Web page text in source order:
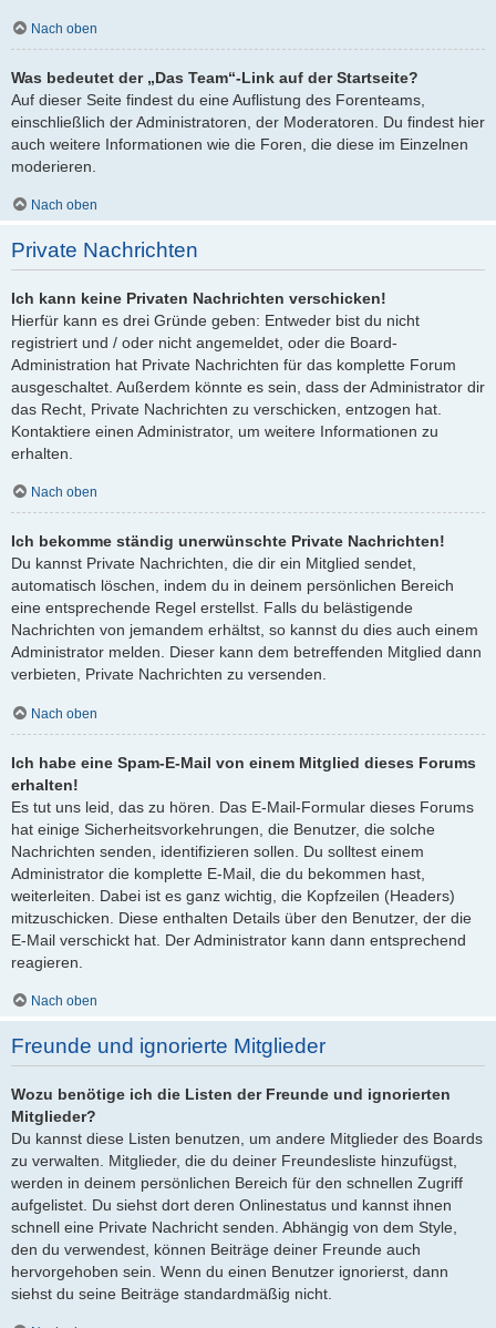
Nach oben
Was bedeutet der „Das Team“-Link auf der Startseite?
Auf dieser Seite findest du eine Auflistung des Forenteams,
einschließlich der Administratoren, der Moderatoren. Du findest hier
auch weitere Informationen wie die Foren, die diese im Einzelnen
moderieren.
Nach oben
Private Nachrichten
Ich kann keine Privaten Nachrichten verschicken!
Hierfür kann es drei Gründe geben: Entweder bist du nicht
registriert und / oder nicht angemeldet, oder die Board-
Administration hat Private Nachrichten für das komplette Forum
ausgeschaltet. Außerdem könnte es sein, dass der Administrator dir
das Recht, Private Nachrichten zu verschicken, entzogen hat.
Kontaktiere einen Administrator, um weitere Informationen zu
erhalten.
Nach oben
Ich bekomme ständig unerwünschte Private Nachrichten!
Du kannst Private Nachrichten, die dir ein Mitglied sendet,
automatisch löschen, indem du in deinem persönlichen Bereich
eine entsprechende Regel erstellst. Falls du belästigende
Nachrichten von jemandem erhältst, so kannst du dies auch einem
Administrator melden. Dieser kann dem betreffenden Mitglied dann
verbieten, Private Nachrichten zu versenden.
Nach oben
Ich habe eine Spam-E-Mail von einem Mitglied dieses Forums
erhalten!
Es tut uns leid, das zu hören. Das E-Mail-Formular dieses Forums
hat einige Sicherheitsvorkehrungen, die Benutzer, die solche
Nachrichten senden, identifizieren sollen. Du solltest einem
Administrator die komplette E-Mail, die du bekommen hast,
weiterleiten. Dabei ist es ganz wichtig, die Kopfzeilen (Headers)
mitzuschicken. Diese enthalten Details über den Benutzer, der die
E-Mail verschickt hat. Der Administrator kann dann entsprechend
reagieren.
Nach oben
Freunde und ignorierte Mitglieder
Wozu benötige ich die Listen der Freunde und ignorierten
Mitglieder?
Du kannst diese Listen benutzen, um andere Mitglieder des Boards
zu verwalten. Mitglieder, die du deiner Freundesliste hinzufügst,
werden in deinem persönlichen Bereich für den schnellen Zugriff
aufgelistet. Du siehst dort deren Onlinestatus und kannst ihnen
schnell eine Private Nachricht senden. Abhängig von dem Style,
den du verwendest, können Beiträge deiner Freunde auch
hervorgehoben sein. Wenn du einen Benutzer ignorierst, dann
siehst du seine Beiträge standardmäßig nicht.